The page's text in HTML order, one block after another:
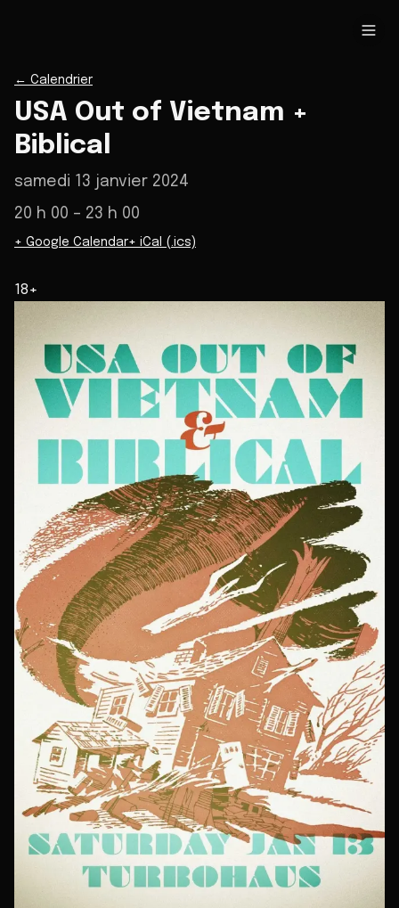
← Calendrier
USA Out of Vietnam +
Biblical
samedi 13 janvier 2024
20 h 00 – 23 h 00
+ Google Calendar+ iCal (.ics)
18+